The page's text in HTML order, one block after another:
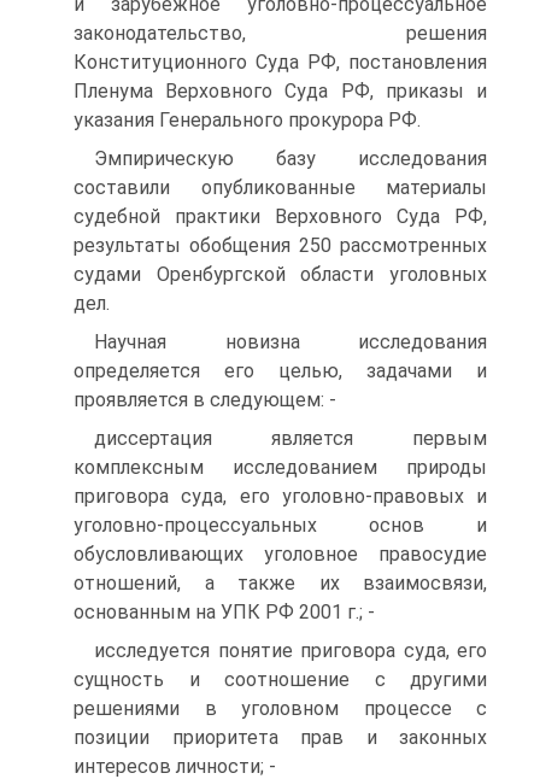
законодательство, решения
Конституционного Суда РФ, постановления
Пленума Верховного Суда РФ, приказы и
указания Генерального прокурора РФ.
Эмпирическую базу исследования
составили опубликованные материалы
судебной практики Верховного Суда РФ,
результаты обобщения 250 рассмотренных
судами Оренбургской области уголовных
дел.
Научная новизна исследования
определяется его целью, задачами и
проявляется в следующем: -
диссертация является первым
комплексным исследованием природы
приговора суда, его уголовно-правовых и
уголовно-процессуальных основ и
обусловливающих уголовное правосудие
отношений, а также их взаимосвязи,
основанным на УПК РФ 2001 г.; -
исследуется понятие приговора суда, его
сущность и соотношение с другими
решениями в уголовном процессе с
позиции приоритета прав и законных
интересов личности; -